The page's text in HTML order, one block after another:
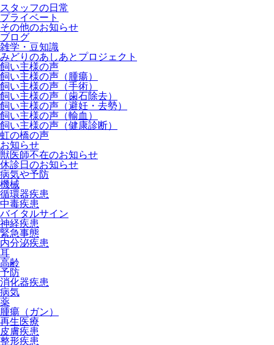
スタッフの日常
プライベート
その他のお知らせ
ブログ
雑学・豆知識
みどりのあしあとプロジェクト
飼い主様の声
飼い主様の声（腫瘍）
飼い主様の声（手術）
飼い主様の声（歯石除去）
飼い主様の声（避妊・去勢）
飼い主様の声（輸血）
飼い主様の声（健康診断）
虹の橋の声
お知らせ
獣医師不在のお知らせ
休診日のお知らせ
病気や予防
機械
循環器疾患
中毒疾患
バイタルサイン
神経疾患
緊急事態
内分泌疾患
耳
高齢
予防
消化器疾患
病気
薬
腫瘍（ガン）
再生医療
皮膚疾患
整形疾患